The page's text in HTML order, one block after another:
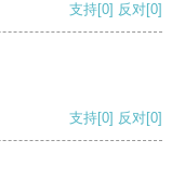
支持[0] 反对[0]
支持[0] 反对[0]